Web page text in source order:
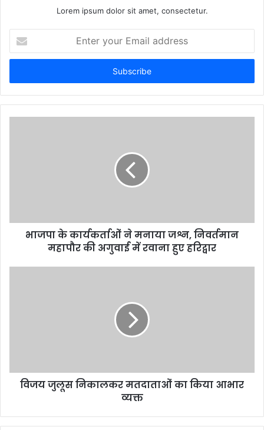
Lorem ipsum dolor sit amet, consectetur.
your
Email
भाजपा के कार्यकर्ताओं ने मनाया जश्न, निवर्तमान
महापौर की अगुवाई में रवाना हुए हरिद्वार
विजय जुलूस निकालकर मतदाताओं का किया आभार
व्यक्त